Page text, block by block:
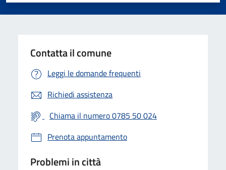
Contatta il comune
Leggi le domande frequenti
Richiedi assistenza
Chiama il numero 0785 50 024
Prenota appuntamento
Problemi in città